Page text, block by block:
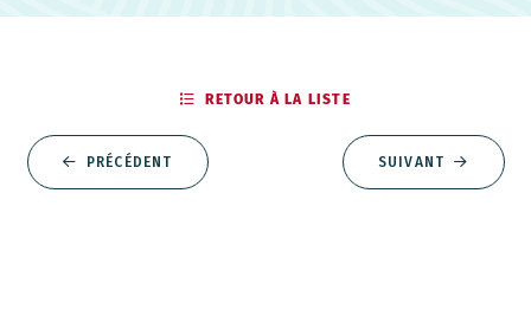
PRÉCÉDENT
RETOUR À LA LISTE
SUIVANT